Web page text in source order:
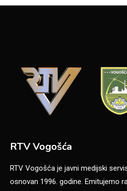
RTV Vogošća
RTV Vogošća je javni medijski
osnovan 1996. godine. Emitujemo